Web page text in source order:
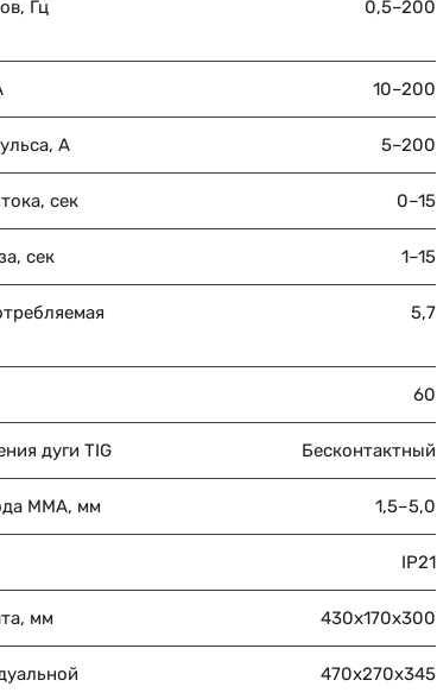
Гц 0,5–200
10–200
А 5–200
сек 0–15
сек 1–15
5,7
60
дуги TIG Бесконтактный
MMA, мм 1,5–5,0
IP21
мм 430х170х300
470х270х345